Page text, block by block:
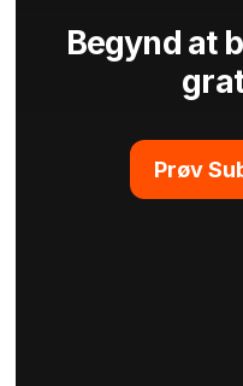
Begynd at
Prøv